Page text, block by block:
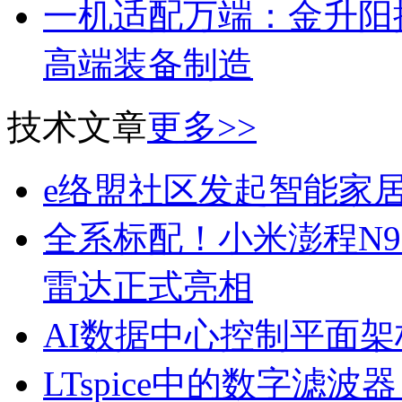
一机适配万端：金升
高端装备制造
技术文章更多>>
e络盟社区发起智能家
全系标配！小米澎程
雷达正式亮相
AI数据中心控制平面
LTspice中的数字滤波